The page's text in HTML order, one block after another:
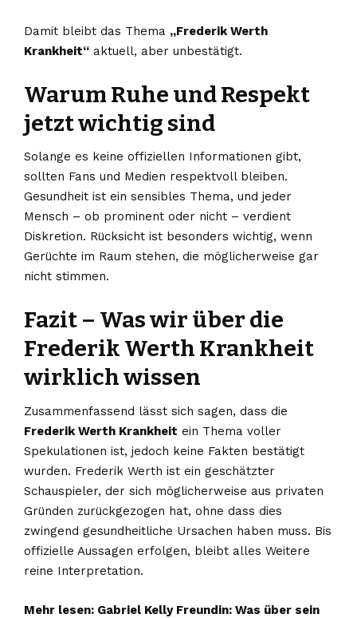
Damit bleibt das Thema „Frederik Werth
Krankheit“ aktuell, aber unbestätigt.
Warum Ruhe und Respekt
jetzt wichtig sind
Solange es keine offiziellen Informationen gibt,
sollten Fans und Medien respektvoll bleiben.
Gesundheit ist ein sensibles Thema, und jeder
Mensch – ob prominent oder nicht – verdient
Diskretion. Rücksicht ist besonders wichtig, wenn
Gerüchte im Raum stehen, die möglicherweise gar
nicht stimmen.
Fazit – Was wir über die
Frederik Werth Krankheit
wirklich wissen
Zusammenfassend lässt sich sagen, dass die
Frederik Werth Krankheit ein Thema voller
Spekulationen ist, jedoch keine Fakten bestätigt
wurden. Frederik Werth ist ein geschätzter
Schauspieler, der sich möglicherweise aus privaten
Gründen zurückgezogen hat, ohne dass dies
zwingend gesundheitliche Ursachen haben muss. Bis
offizielle Aussagen erfolgen, bleibt alles Weitere
reine Interpretation.
Mehr lesen: Gabriel Kelly Freundin: Was über sein